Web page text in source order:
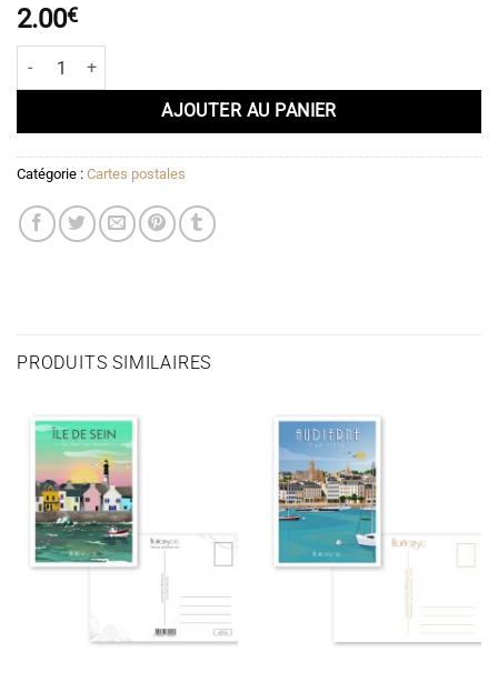
2.00€
quantité de Carte postale Bénodet
AJOUTER AU PANIER
Catégorie : Cartes postales
PRODUITS SIMILAIRES